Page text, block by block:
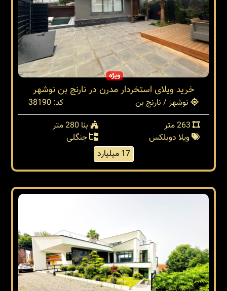
ویژه
خرید ویلای استخردار مدرن در نارنج بن نوشهر
نوشهر / نارنج بن
کد: 38190
بنا 280 متر
ویلا دوبلکس
جنگلی
17 میلیارد